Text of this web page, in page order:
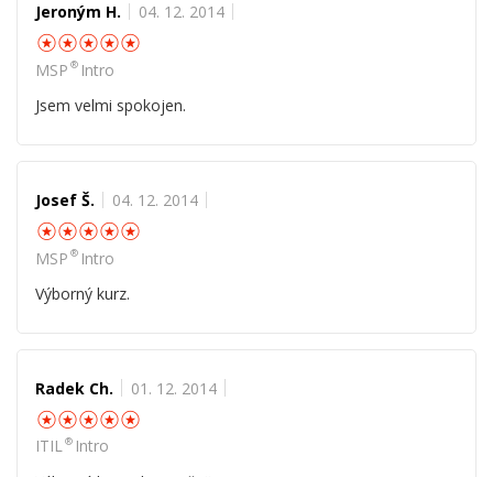
Jeroným H. 04. 12. 2014
☆☆☆☆
MSP ®Intro
Jsem velmi spokojen.
Josef Š. 04. 12. 2014
☆☆☆☆
MSP ®Intro
Výborný kurz.
Radek Ch. 01. 12. 2014
☆☆☆☆
ITIL®Intro